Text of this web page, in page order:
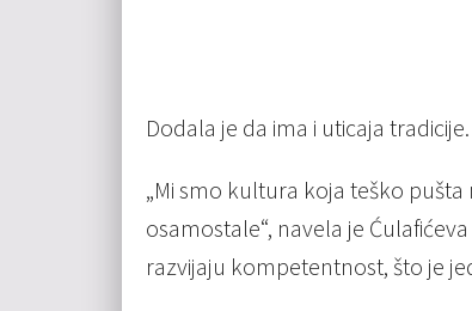
Dodala je da ima i uticaja tradicije.
„Mi smo kultura koja teško
osamostale“, navela je
razvijaju kompetentnost, što je